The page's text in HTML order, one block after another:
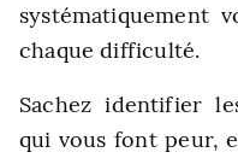
systématiquement
chaque difficulté.
Sachez identifier
qui vous font peur,